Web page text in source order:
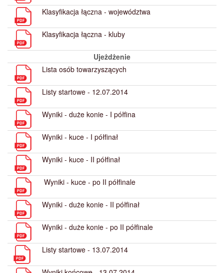
Klasyfikacja łączna - województwa
Klasyfikacja łączna - kluby
Ujeżdżenie
Lista osób towarzyszących
Listy startowe - 12.07.2014
Wyniki - duże konie - I półfina
Wyniki - kuce - I półfinał
Wyniki - kuce - II półfinał
Wyniki - kuce - po II półfinale
Wyniki - duże konie - II półfinał
Wyniki - duże konie - po II półfinale
Listy startowe - 13.07.2014